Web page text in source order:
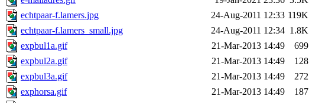
echtpaar-f.lamers.jpg
24-Aug-2011 12:33 119K
echtpaar-f.lamers_small.jpg
24-Aug-2011 12:34 1.8K
expbul1a.gif
21-Mar-2013 14:49
699
expbul2a.gif
21-Mar-2013 14:49
128
expbul3a.gif
21-Mar-2013 14:49
272
exphorsa.gif
21-Mar-2013 14:49
187